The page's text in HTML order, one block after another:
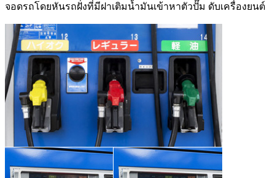
จอดรถโดยหันรถฝั่งที่มีฝาเติมน้ำมันเข้าหาตัวปั๊ม ดับเครื่องยนต์